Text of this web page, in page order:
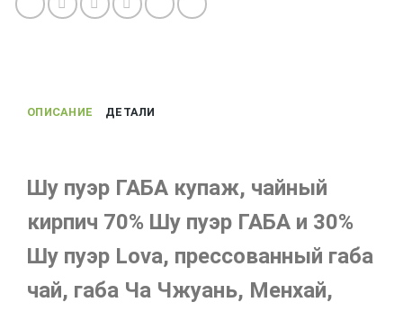
ГАБА
2023
ОПИСАНИЕ ДЕТАЛИ
Шу пуэр ГАБА купаж, чайный
кирпич 70% Шу пуэр ГАБА и 30%
Шу пуэр Lova, прессованный габа
чай, габа Ча Чжуань, Менхай,